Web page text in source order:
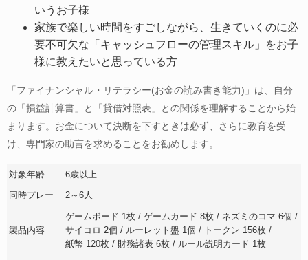
いうお子様
家族で楽しい時間をすごしながら、生きていくのに必
要不可欠な「キャッシュフローの管理スキル」をお子
様に教えたいと思っている方
「ファイナンシャル・リテラシー(お金の読み書き能力)」は、自分
の「損益計算書」と「貸借対照表」との関係を理解することから始
まります。お金について決断を下すときは必ず、さらに教育を受
け、専門家の助言を求めることをお勧めします。
対象年齢
6歳以上
同時プレー
2～6人
製品内容
ゲームボード 1枚 ゲームカード 8枚
ネズミのコマ 6個
サイコロ 2個
ルーレット盤 1個
トークン 156枚
紙幣 120枚
財務諸表 6枚 ルール説明カード 1枚